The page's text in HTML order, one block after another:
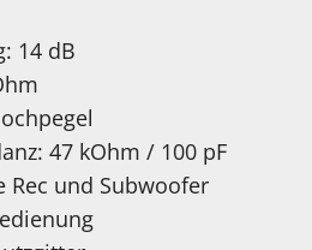
14 dB
47 kOhm / 100 pF
Rec und Subwoofer